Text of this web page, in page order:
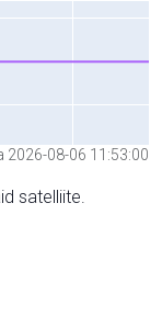
08-06 11:53:00
satelliite.